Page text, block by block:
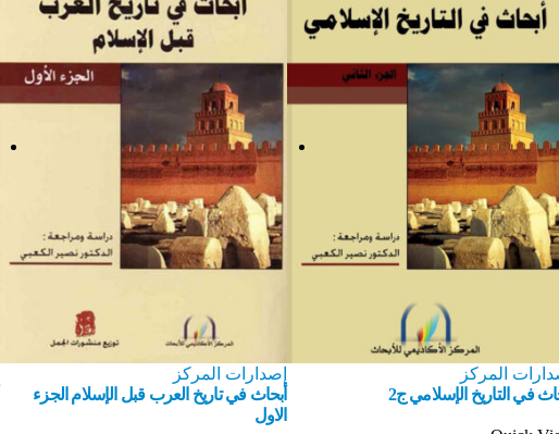
المركز
في التاريخ الإسلامي ج2
إصدارات المركز
أبحاث في تاريخ العرب قبل الإسلام الجزء
الاول